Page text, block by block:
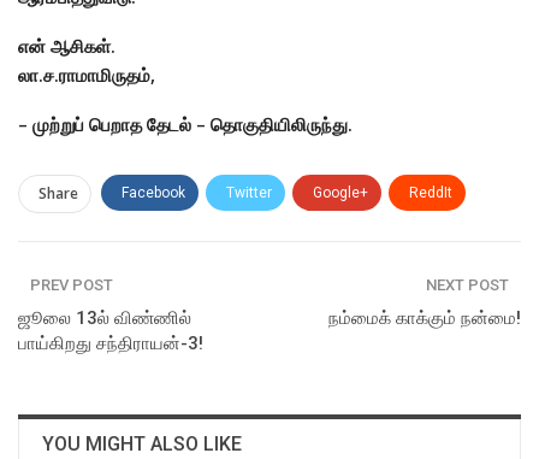
என் ஆசிகள்.
லா.ச.ராமாமிருதம்,
– முற்றுப் பெறாத தேடல் – தொகுதியிலிருந்து.
Share Facebook Twitter Google+ ReddIt
PREV POST
ஜூலை 13ல் விண்ணில்
பாய்கிறது சந்திராயன்-3!
NEXT POST
நம்மைக் காக்கும் நன்மை!
YOU MIGHT ALSO LIKE